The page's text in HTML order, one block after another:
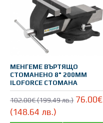
МЕНГЕМЕ ВЪРТЯЩО
СТОМАНЕНО 8" 200ММ
ILOFORCE СТОМАНА
102.00€ (199.49 лв.) 76.00€
(148.64 лв.)